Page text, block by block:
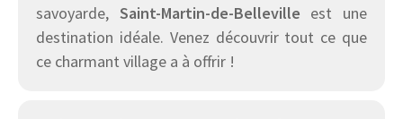
savoyarde, Saint-Martin-de-Belleville est une
destination idéale. Venez découvrir tout ce que
ce charmant village a à offrir !